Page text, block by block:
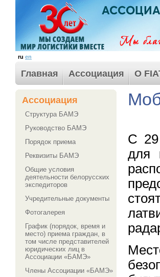
ru en
Главная Ассоциация О
Ассоциация
Структура БАМЭ
Руководство БАМЭ
Порядок приема
Реквизиты БАМЭ
Общие условия
деятельности белорусских
экспедиторов
Учредительные документы
Фотогалерея
График (порядок, время и
место) приема граждан, в
том числе представителей
юридических лиц в
Ассоциации «БАМЭ»
Члены Ассоциации «БАМЭ»
С 29
для